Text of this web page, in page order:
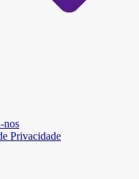
nos
Privacidade